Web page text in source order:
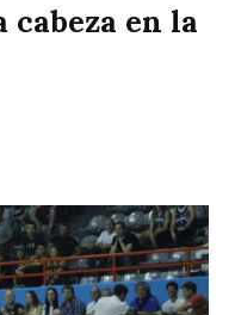
en la